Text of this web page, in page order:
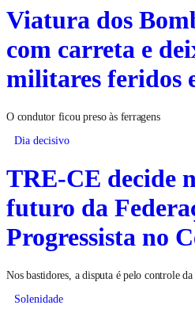
Viatura dos
com carreta e
militares feridos
O condutor ficou preso às ferragens
Dia decisivo
TRE-CE decide
futuro da
Progressista no
Nos bastidores, a disputa é pelo controle da
Solenidade